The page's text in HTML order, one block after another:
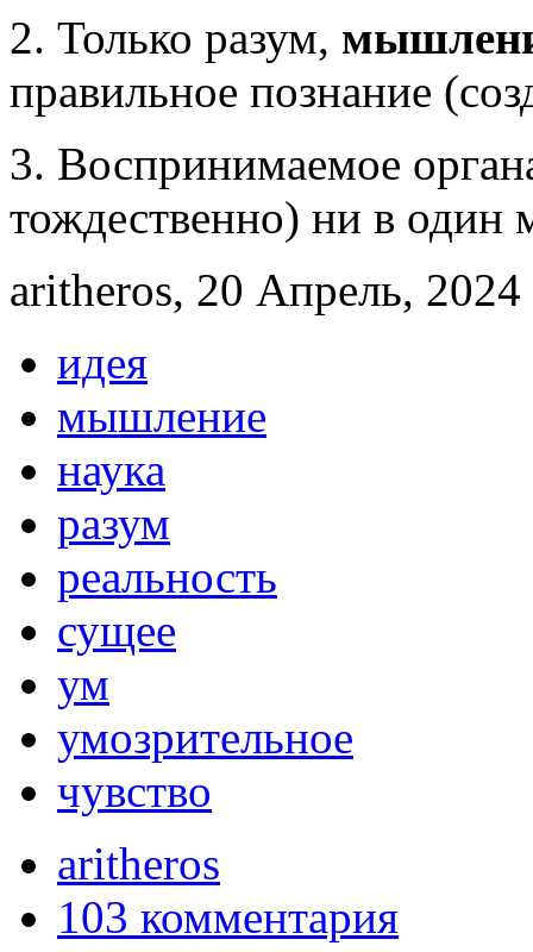
2. Только разум,
правильное познание
3. Воспринимаемое
тождественно) ни в один
aritheros, 20 Апрель,
идея
мышление
наука
разум
реальность
сущее
ум
умозрительное
чувство
aritheros
103 комментария